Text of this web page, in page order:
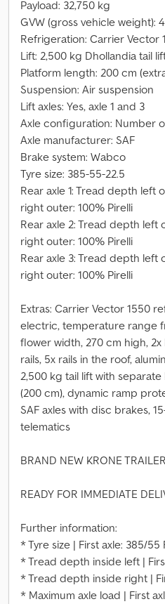
Payload: 32,750 kg
GVW (gross vehicle weight):
Refrigeration: Carrier Vector
Lift: 2,500 kg Dhollandia tail
Platform length: 200 cm
Suspension: Air suspension
Lift axles: Yes, axle 1 and 3
Axle configuration: Number
Axle manufacturer: SAF
Brake system: Wabco
Tyre size: 385-55-22.5
Rear axle 1: Tread depth left
right outer: 100% Pirelli
Rear axle 2: Tread depth left
right outer: 100% Pirelli
Rear axle 3: Tread depth left
right outer: 100% Pirelli
Extras: Carrier Vector 1550
electric, temperature range
flower width, 270 cm high,
rails, 5x rails in the roof,
2,500 kg tail lift with
(200 cm), dynamic ramp
SAF axles with disc brakes,
telematics
BRAND NEW KRONE
READY FOR IMMEDIATE
Further information:
* Tyre size | First axle: 385/55
* Tread depth inside left |
* Tread depth inside right |
* Maximum axle load | First